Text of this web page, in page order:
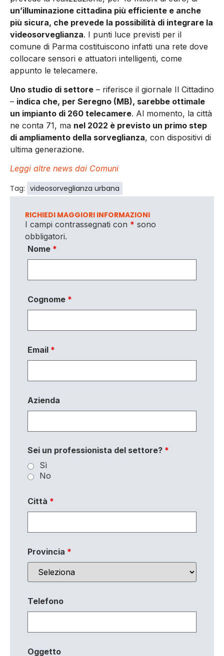
un’illuminazione cittadina più efficiente e anche
più sicura, che prevede la possibilità di integrare la
videosorveglianza. I punti luce previsti per il
comune di Parma costituiscono infatti una rete dove
collocare sensori e attuatori intelligenti, come
appunto le telecamere.
Uno studio di settore – riferisce il giornale Il Cittadino
– indica che, per Seregno (MB), sarebbe ottimale
un impianto di 260 telecamere. Al momento, la città
ne conta 71, ma nel 2022 è previsto un primo step
di ampliamento della sorveglianza, con dispositivi di
ultima generazione.
Leggi altre news dai Comuni
Tag: videosorveglianza urbana
RICHIEDI MAGGIORI INFORMAZIONI
I campi contrassegnati con * sono
obbligatori.
Nome *
Cognome *
Email *
Azienda
Sei un professionista del settore? *
Sì
No
Città *
Provincia *
Telefono
Oggetto